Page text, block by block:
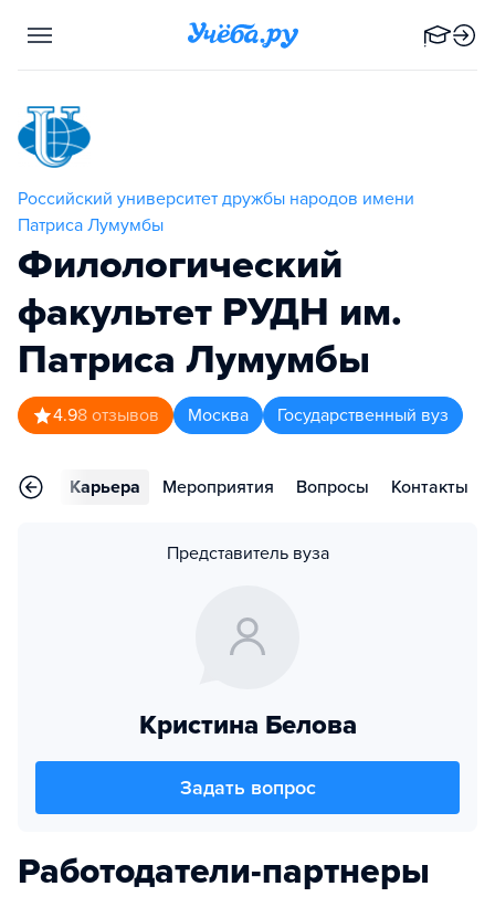
Российский университет дружбы народов имени
Патриса Лумумбы
Филологический
факультет РУДН им.
Патриса Лумумбы
4.98 отзывов Москва Государственный вуз
Карьера Мероприятия Вопросы Контакты
Представитель вуза
Кристина Белова
Задать вопрос
Работодатели-партнеры